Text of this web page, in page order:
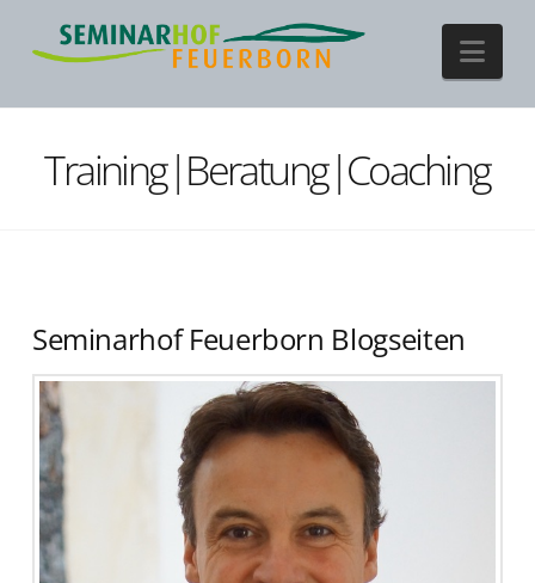
Training|Beratung|Coaching
Seminarhof Feuerborn Blogseiten